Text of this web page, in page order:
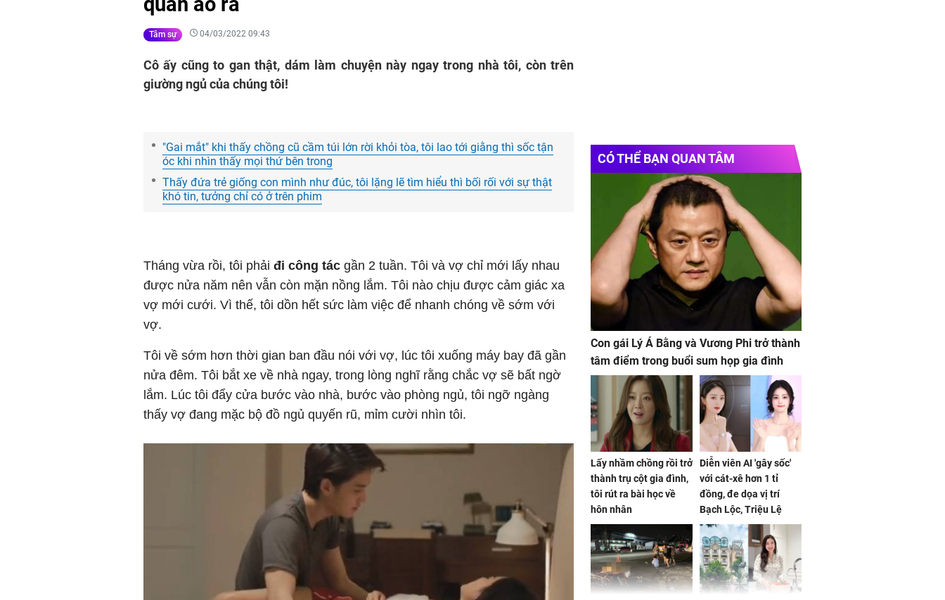
Tâm sự 04/03/2022 09:43
Cô ấy cũng to gan thật, dám làm chuyện này ngay trong nhà tôi, còn trên
giường ngủ của chúng tôi!
"Gai mắt" khi thấy chồng cũ cầm túi lớn rời khỏi tòa, tôi lao tới giằng thì sốc tận
óc khi nhìn thấy mọi thứ bên trong
Thấy đứa trẻ giống con mình như đúc, tôi lặng lẽ tìm hiểu thì bối rối với sự thật
khó tin, tưởng chỉ có ở trên phim
Tháng vừa rồi, tôi phải đi công tác gần 2 tuần. Tôi và vợ chỉ mới lấy nhau
được nửa năm nên vẫn còn mặn nồng lắm. Tôi nào chịu được cảm giác xa
vợ mới cưới. Vì thế, tôi dồn hết sức làm việc để nhanh chóng về sớm với
vợ.
Tôi về sớm hơn thời gian ban đầu nói với vợ, lúc tôi xuống máy bay đã gần
nửa đêm. Tôi bắt xe về nhà ngay, trong lòng nghĩ rằng chắc vợ sẽ bất ngờ
lắm. Lúc tôi đẩy cửa bước vào nhà, bước vào phòng ngủ, tôi ngỡ ngàng
thấy vợ đang mặc bộ đồ ngủ quyến rũ, mỉm cười nhìn tôi.
CÓ THỂ BẠN QUAN TÂM
Con gái Lý Á Bằng và Vương Phi trở thành
tâm điểm trong buổi sum họp gia đình
Lấy nhầm chồng rồi trở
thành trụ cột gia đình,
tôi rút ra bài học về
hôn nhân
Diễn viên AI 'gây sốc'
với cát-xê hơn 1 tỉ
đồng, đe dọa vị trí
Bạch Lộc, Triệu Lệ
Dĩnh